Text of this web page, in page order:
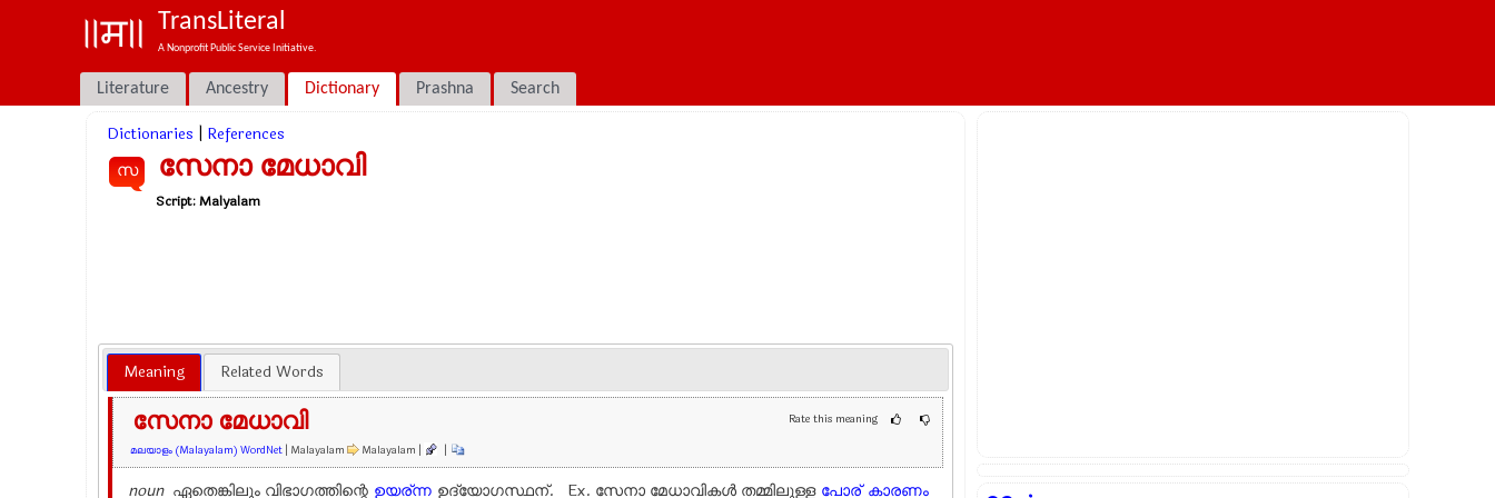
TransLiteral
A Nonprofit Public Service Initiative.
Literature Ancestry Dictionary Prashna Search
Dictionaries References
സ സേനാ മേധാവി
Script:Malyalam
Meaning Related Words
Rate this meaning
സേനാ മേധാവി
മലയാളം (Malayalam) WordNet| Malayalam Malayalam | |
noun ഏതെങ്കിലും വിഭാഗത്തിന്റെ ഉയര്ന്ന ഉദ്യോഗസ്ഥന്. Ex. സേനാ മേധാവികള്‍ തമ്മിലുള്ള പോര് കാരണം